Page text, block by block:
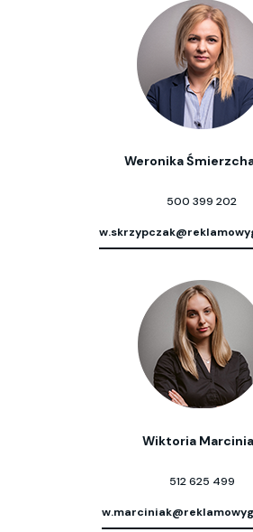
Weronika
500 399 202
Wiktoria
512 625 499